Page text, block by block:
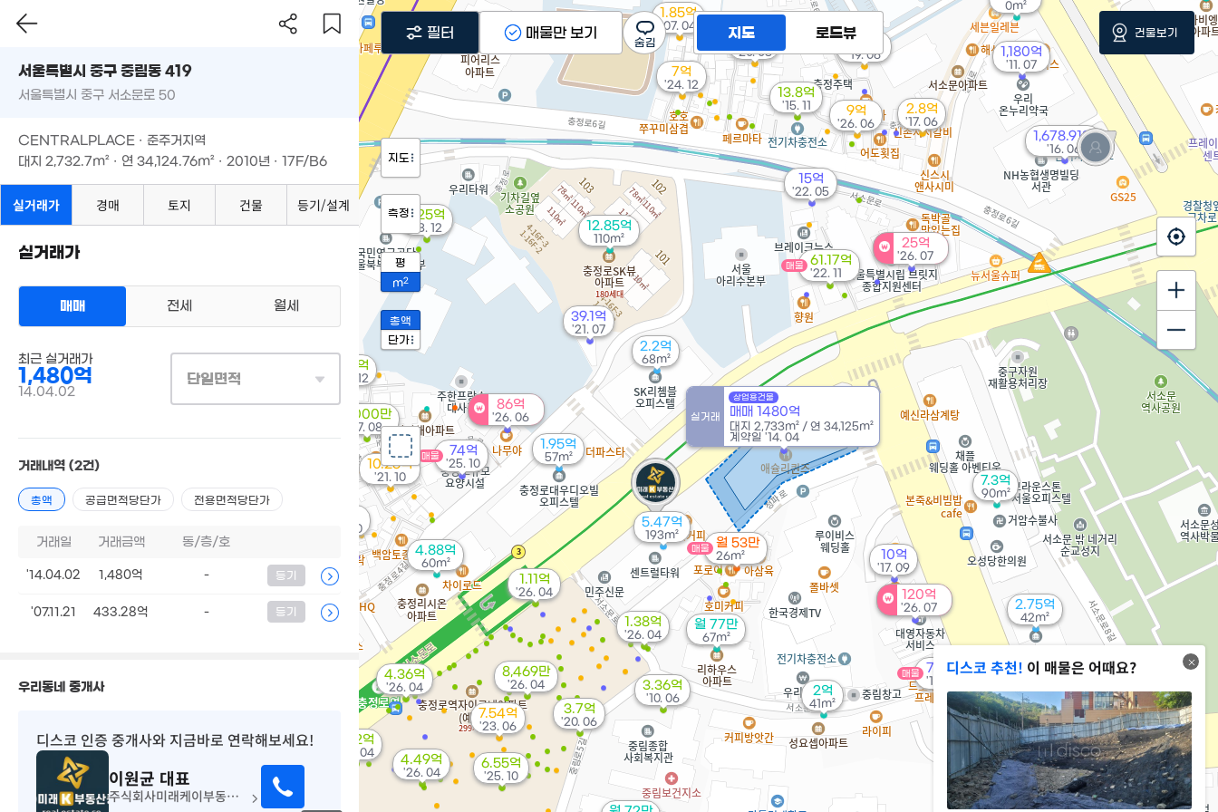
120억
'26. 07
61.17억
'22. 11
매물
25억
'26. 07
월 53만
26m²
매물
86억
'26. 06
74억
'25. 10
매물
9억
'26. 06
2.75억
42m²
4.88억
60m²
월 77만
67m²
1.11억
'26. 04
4.36억
'26. 04
1.38억
'26. 04
8,469만
'26. 04
4.49억
'26. 04
1.02억
'26. 04
2.2억
68m²
7.3억
90m²
1.95억
57m²
7.93억
'17. 06
매물
3.7억
'25. 12
6.55억
'25. 10
12.85억
110m²
7억
'24. 12
2억
41m²
5.47억
193m²
7.54억
'23. 06
15억
'22. 05
10.25억
'21. 10
39.1억
'21. 07
3.4억
'20. 12
3.5억
'20. 08
83억
'20. 07
3.7억
'20. 06
'19. 10
3.25억
'19. 06
10억
'17. 09
4,000만
'17. 08
2.8억
'17. 06
0m²
1,678.91억
'16. 06
13.8억
'15. 11
실거래
상업용건물
매매 1480억
대지 2,733m² / 연 34,125m²
계약일 '14. 04
7.25억
'13. 12
1,180억
'11. 07
3.36억
'10. 06
1.85억
'07. 04
디스코 추천! 이 매물은 어때요?
지도 로드뷰
지도
측정
평
m2
총액
단가
필터 매물만 보기 건물보기
서울특별시 중구 중림동 419
서울특별시 중구 서소문로 50
CENTRALPLACE · 준주거지역
대지 2,732.7m² · 연 34,124.76m² · 2010년 · 17F/B6
실거래가 경매 토지 건물 등기/설계
실거래가
매매 전세 월세
최근 실거래가
1,480억
14.04.02
단일면적
거래내역 (2건)
총액 공급면적당단가 전용면적당단가
거래일 거래금액 동/층/호
'14.04.02 1,480억 - 등기
'07.11.21 433.28억 - 등기
우리동네 중개사
디스코 인증 중개사와 지금바로 연락해보세요!
이원균 대표
주식회사미래케이부동산중개